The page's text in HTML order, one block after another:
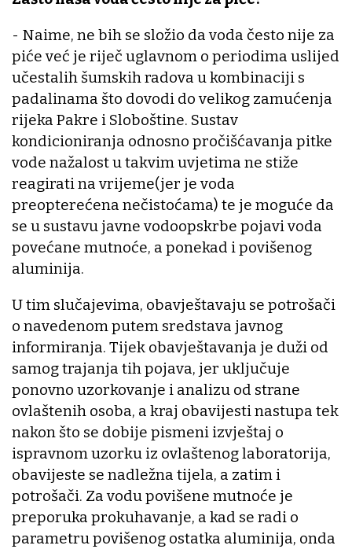
- Naime, ne bih se složio da voda često nije za
piće već je riječ uglavnom o periodima uslijed
učestalih šumskih radova u kombinaciji s
padalinama što dovodi do velikog zamućenja
rijeka Pakre i Sloboštine. Sustav
kondicioniranja odnosno pročišćavanja pitke
vode nažalost u takvim uvjetima ne stiže
reagirati na vrijeme(jer je voda
preopterećena nečistoćama) te je moguće da
se u sustavu javne vodoopskrbe pojavi voda
povećane mutnoće, a ponekad i povišenog
aluminija.
U tim slučajevima, obavještavaju se potrošači
o navedenom putem sredstava javnog
informiranja. Tijek obavještavanja je duži od
samog trajanja tih pojava, jer uključuje
ponovno uzorkovanje i analizu od strane
ovlaštenih osoba, a kraj obavijesti nastupa tek
nakon što se dobije pismeni izvještaj o
ispravnom uzorku iz ovlaštenog laboratorija,
obavijeste se nadležna tijela, a zatim i
potrošači. Za vodu povišene mutnoće je
preporuka prokuhavanje, a kad se radi o
parametru povišenog ostatka aluminija, onda